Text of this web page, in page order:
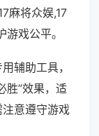
麻将众娱,17
戏公平。
辅助工具，
胜”效果，适
意遵守游戏